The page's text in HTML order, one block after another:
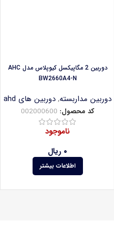
دوربین 2 مگاپیکسل کیوپلاس مدل AHC
BW2660A4-N
دوربین مداربسته, دوربین های ahd
کد محصول: 002000600
ناموجود
۰ ریال
اطلاعات بیشتر